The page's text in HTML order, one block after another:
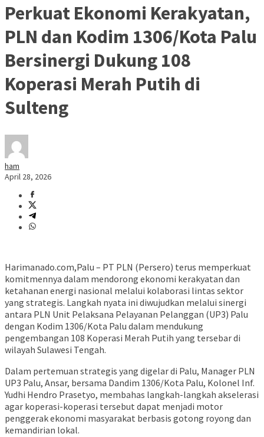
Perkuat Ekonomi Kerakyatan,
PLN dan Kodim 1306/Kota Palu
Bersinergi Dukung 108
Koperasi Merah Putih di
Sulteng
ham
April 28, 2026
Harimanado.com,Palu – PT PLN (Persero) terus memperkuat
komitmennya dalam mendorong ekonomi kerakyatan dan
ketahanan energi nasional melalui kolaborasi lintas sektor
yang strategis. Langkah nyata ini diwujudkan melalui sinergi
antara PLN Unit Pelaksana Pelayanan Pelanggan (UP3) Palu
dengan Kodim 1306/Kota Palu dalam mendukung
pengembangan 108 Koperasi Merah Putih yang tersebar di
wilayah Sulawesi Tengah.
Dalam pertemuan strategis yang digelar di Palu, Manager PLN
UP3 Palu, Ansar, bersama Dandim 1306/Kota Palu, Kolonel Inf.
Yudhi Hendro Prasetyo, membahas langkah-langkah akselerasi
agar koperasi-koperasi tersebut dapat menjadi motor
penggerak ekonomi masyarakat berbasis gotong royong dan
kemandirian lokal.